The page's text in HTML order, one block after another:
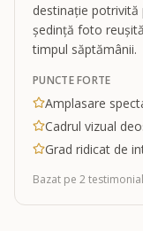
destinație potrivită
ședință foto
timpul săptămânii.
PUNCTE FORTE
Amplasare
Cadrul vizual
Grad ridicat de
Bazat pe 2